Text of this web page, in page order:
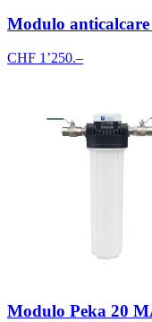
Modulo anticalcare
CHF 1’250.–
Modulo Peka 20